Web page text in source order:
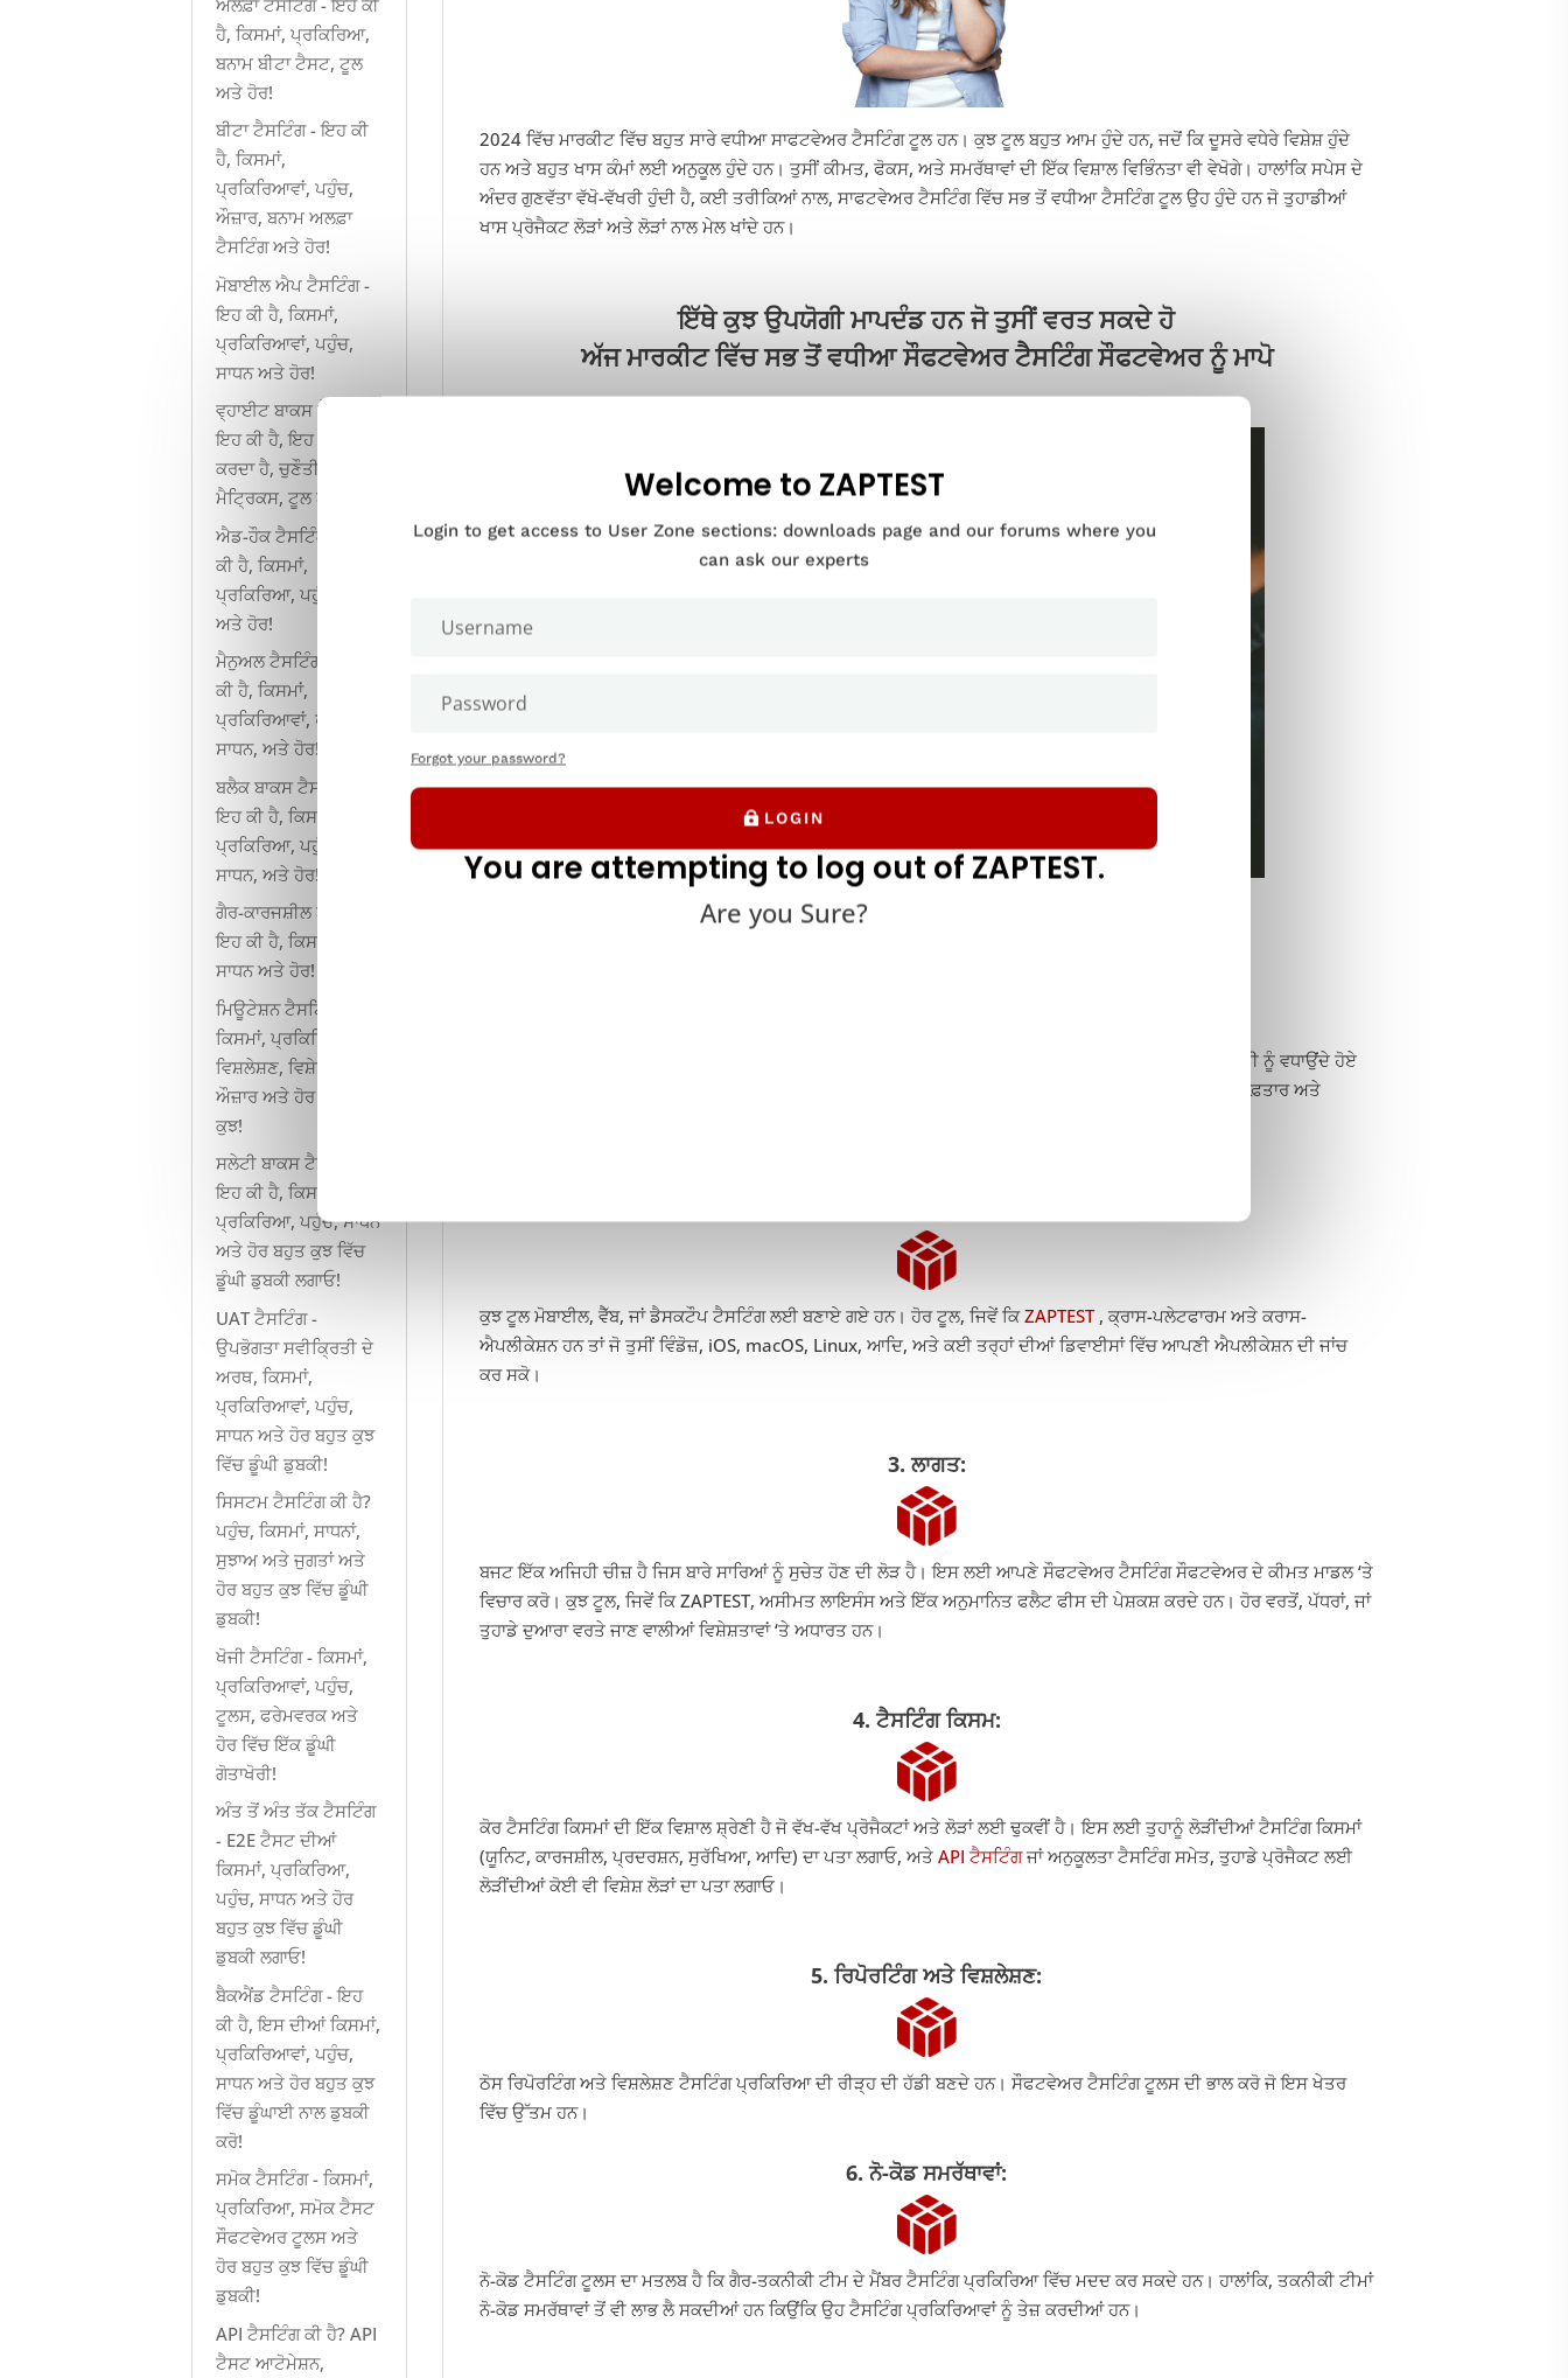
2024 ਵਿੱਚ ਮਾਰਕੀਟ ਵਿੱਚ ਬਹੁਤ ਸਾਰੇ ਵਧੀਆ ਸਾਫਟਵੇਅਰ ਟੈਸਟਿੰਗ ਟੂਲ ਹਨ। ਕੁਝ ਟੂਲ ਬਹੁਤ ਆਮ ਹੁੰਦੇ ਹਨ, ਜਦੋਂ ਕਿ ਦੂਸਰੇ ਵਧੇਰੇ ਵਿਸ਼ੇਸ਼ ਹੁੰਦੇ
ਹਨ ਅਤੇ ਬਹੁਤ ਖਾਸ ਕੰਮਾਂ ਲਈ ਅਨੁਕੂਲ ਹੁੰਦੇ ਹਨ। ਤੁਸੀਂ ਕੀਮਤ, ਫੋਕਸ, ਅਤੇ ਸਮਰੱਥਾਵਾਂ ਦੀ ਇੱਕ ਵਿਸ਼ਾਲ ਵਿਭਿੰਨਤਾ ਵੀ ਵੇਖੋਗੇ। ਹਾਲਾਂਕਿ ਸਪੇਸ ਦੇ
ਅੰਦਰ ਗੁਣਵੱਤਾ ਵੱਖੋ-ਵੱਖਰੀ ਹੁੰਦੀ ਹੈ, ਕਈ ਤਰੀਕਿਆਂ ਨਾਲ, ਸਾਫਟਵੇਅਰ ਟੈਸਟਿੰਗ ਵਿੱਚ ਸਭ ਤੋਂ ਵਧੀਆ ਟੈਸਟਿੰਗ ਟੂਲ ਉਹ ਹੁੰਦੇ ਹਨ ਜੋ ਤੁਹਾਡੀਆਂ
ਖਾਸ ਪ੍ਰੋਜੈਕਟ ਲੋੜਾਂ ਅਤੇ ਲੋੜਾਂ ਨਾਲ ਮੇਲ ਖਾਂਦੇ ਹਨ।
ਇੱਥੇ ਕੁਝ ਉਪਯੋਗੀ ਮਾਪਦੰਡ ਹਨ ਜੋ ਤੁਸੀਂ ਵਰਤ ਸਕਦੇ ਹੋ
ਅੱਜ ਮਾਰਕੀਟ ਵਿੱਚ ਸਭ ਤੋਂ ਵਧੀਆ ਸੌਫਟਵੇਅਰ ਟੈਸਟਿੰਗ ਸੌਫਟਵੇਅਰ ਨੂੰ ਮਾਪੋ
ਟੈਸਟ ਆਟੋਮੇਸ਼ਨ ਟੂਲ ਤੁਹਾਡਾ ਸਮਾਂ, ਪੈਸਾ ਬਚਾਉਂਦੇ ਹਨ ਅਤੇ ਟੈਸਟ ਕਵਰੇਜ ਨੂੰ ਹੁਲਾਰਾ ਦਿੰਦੇ ਹਨ। ਉਹ ਤੁਹਾਨੂੰ ਨੌਕਰੀ ਦੀ ਸੰਤੁਸ਼ਟੀ ਨੂੰ ਵਧਾਉਂਦੇ ਹੋਏ
ਤੁਹਾਡੇ ਮੌਜੂਦਾ ਟੈਸਟਰਾਂ ਤੋਂ ਵੱਧ ਤੋਂ ਵੱਧ ਪ੍ਰਾਪਤ ਕਰਨ ਦੀ ਆਗਿਆ ਦਿੰਦੇ ਹਨ। ਇਹ ਅਸਲ ਵਿੱਚ ਸਾਫਟਵੇਅਰ ਟੈਸਟਿੰਗ ਦੇ ਤੇਜ਼-ਰਫ਼ਤਾਰ ਅਤੇ
ਕੁਝ ਟੂਲ ਮੋਬਾਈਲ, ਵੈੱਬ, ਜਾਂ ਡੈਸਕਟੌਪ ਟੈਸਟਿੰਗ ਲਈ ਬਣਾਏ ਗਏ ਹਨ। ਹੋਰ ਟੂਲ, ਜਿਵੇਂ ਕਿZAPTEST, ਕ੍ਰਾਸ-ਪਲੇਟਫਾਰਮ ਅਤੇ ਕਰਾਸ-
ਐਪਲੀਕੇਸ਼ਨ ਹਨ ਤਾਂ ਜੋ ਤੁਸੀਂ ਵਿੰਡੋਜ਼, iOS, macOS, Linux, ਆਦਿ, ਅਤੇ ਕਈ ਤਰ੍ਹਾਂ ਦੀਆਂ ਡਿਵਾਈਸਾਂ ਵਿੱਚ ਆਪਣੀ ਐਪਲੀਕੇਸ਼ਨ ਦੀ ਜਾਂਚ
ਕਰ ਸਕੋ।
3. ਲਾਗਤ:
ਬਜਟ ਇੱਕ ਅਜਿਹੀ ਚੀਜ਼ ਹੈ ਜਿਸ ਬਾਰੇ ਸਾਰਿਆਂ ਨੂੰ ਸੁਚੇਤ ਹੋਣ ਦੀ ਲੋੜ ਹੈ। ਇਸ ਲਈ ਆਪਣੇ ਸੌਫਟਵੇਅਰ ਟੈਸਟਿੰਗ ਸੌਫਟਵੇਅਰ ਦੇ ਕੀਮਤ ਮਾਡਲ ‘ਤੇ
ਵਿਚਾਰ ਕਰੋ। ਕੁਝ ਟੂਲ, ਜਿਵੇਂ ਕਿ ZAPTEST, ਅਸੀਮਤ ਲਾਇਸੰਸ ਅਤੇ ਇੱਕ ਅਨੁਮਾਨਿਤ ਫਲੈਟ ਫੀਸ ਦੀ ਪੇਸ਼ਕਸ਼ ਕਰਦੇ ਹਨ। ਹੋਰ ਵਰਤੋਂ, ਪੱਧਰਾਂ, ਜਾਂ
ਤੁਹਾਡੇ ਦੁਆਰਾ ਵਰਤੇ ਜਾਣ ਵਾਲੀਆਂ ਵਿਸ਼ੇਸ਼ਤਾਵਾਂ ‘ਤੇ ਅਧਾਰਤ ਹਨ।
4. ਟੈਸਟਿੰਗ ਕਿਸਮ:
ਕੋਰ ਟੈਸਟਿੰਗ ਕਿਸਮਾਂ ਦੀ ਇੱਕ ਵਿਸ਼ਾਲ ਸ਼੍ਰੇਣੀ ਹੈ ਜੋ ਵੱਖ-ਵੱਖ ਪ੍ਰੋਜੈਕਟਾਂ ਅਤੇ ਲੋੜਾਂ ਲਈ ਢੁਕਵੀਂ ਹੈ। ਇਸ ਲਈ ਤੁਹਾਨੂੰ ਲੋੜੀਂਦੀਆਂ ਟੈਸਟਿੰਗ ਕਿਸਮਾਂ
(ਯੂਨਿਟ, ਕਾਰਜਸ਼ੀਲ, ਪ੍ਰਦਰਸ਼ਨ, ਸੁਰੱਖਿਆ, ਆਦਿ) ਦਾ ਪਤਾ ਲਗਾਓ, ਅਤੇAPI ਟੈਸਟਿੰਗਜਾਂ ਅਨੁਕੂਲਤਾ ਟੈਸਟਿੰਗ ਸਮੇਤ, ਤੁਹਾਡੇ ਪ੍ਰੋਜੈਕਟ ਲਈ
ਲੋੜੀਂਦੀਆਂ ਕੋਈ ਵੀ ਵਿਸ਼ੇਸ਼ ਲੋੜਾਂ ਦਾ ਪਤਾ ਲਗਾਓ।
5. ਰਿਪੋਰਟਿੰਗ ਅਤੇ ਵਿਸ਼ਲੇਸ਼ਣ:
ਠੋਸ ਰਿਪੋਰਟਿੰਗ ਅਤੇ ਵਿਸ਼ਲੇਸ਼ਣ ਟੈਸਟਿੰਗ ਪ੍ਰਕਿਰਿਆ ਦੀ ਰੀੜ੍ਹ ਦੀ ਹੱਡੀ ਬਣਦੇ ਹਨ। ਸੌਫਟਵੇਅਰ ਟੈਸਟਿੰਗ ਟੂਲਸ ਦੀ ਭਾਲ ਕਰੋ ਜੋ ਇਸ ਖੇਤਰ
ਵਿੱਚ ਉੱਤਮ ਹਨ।
6. ਨੋ-ਕੋਡ ਸਮਰੱਥਾਵਾਂ:
ਨੋ-ਕੋਡ ਟੈਸਟਿੰਗ ਟੂਲਸ ਦਾ ਮਤਲਬ ਹੈ ਕਿ ਗੈਰ-ਤਕਨੀਕੀ ਟੀਮ ਦੇ ਮੈਂਬਰ ਟੈਸਟਿੰਗ ਪ੍ਰਕਿਰਿਆ ਵਿੱਚ ਮਦਦ ਕਰ ਸਕਦੇ ਹਨ। ਹਾਲਾਂਕਿ, ਤਕਨੀਕੀ ਟੀਮਾਂ
ਨੋ-ਕੋਡ ਸਮਰੱਥਾਵਾਂ ਤੋਂ ਵੀ ਲਾਭ ਲੈ ਸਕਦੀਆਂ ਹਨ ਕਿਉਂਕਿ ਉਹ ਟੈਸਟਿੰਗ ਪ੍ਰਕਿਰਿਆਵਾਂ ਨੂੰ ਤੇਜ਼ ਕਰਦੀਆਂ ਹਨ।
ਹੈ, ਕਿਸਮਾਂ, ਪ੍ਰਕਿਰਿਆ,
ਬਨਾਮ ਬੀਟਾ ਟੈਸਟ, ਟੂਲ
ਅਤੇ ਹੋਰ!
ਬੀਟਾ ਟੈਸਟਿੰਗ - ਇਹ ਕੀ
ਹੈ, ਕਿਸਮਾਂ,
ਪ੍ਰਕਿਰਿਆਵਾਂ, ਪਹੁੰਚ,
ਔਜ਼ਾਰ, ਬਨਾਮ ਅਲਫ਼ਾ
ਟੈਸਟਿੰਗ ਅਤੇ ਹੋਰ!
ਮੋਬਾਈਲ ਐਪ ਟੈਸਟਿੰਗ -
ਇਹ ਕੀ ਹੈ, ਕਿਸਮਾਂ,
ਪ੍ਰਕਿਰਿਆਵਾਂ, ਪਹੁੰਚ,
ਸਾਧਨ ਅਤੇ ਹੋਰ!
ਵ੍ਹਾਈਟ ਬਾਕਸ ਟੈਸਟਿੰਗ:
ਇਹ ਕੀ ਹੈ, ਇਹ ਕਿਵੇਂ ਕੰਮ
ਕਰਦਾ ਹੈ, ਚੁਣੌਤੀਆਂ,
ਮੈਟ੍ਰਿਕਸ, ਟੂਲ ਅਤੇ ਹੋਰ!
ਐਡ-ਹੌਕ ਟੈਸਟਿੰਗ - ਇਹ
ਕੀ ਹੈ, ਕਿਸਮਾਂ,
ਪ੍ਰਕਿਰਿਆ, ਪਹੁੰਚ, ਸਾਧਨ
ਅਤੇ ਹੋਰ!
ਮੈਨੁਅਲ ਟੈਸਟਿੰਗ - ਇਹ
ਕੀ ਹੈ, ਕਿਸਮਾਂ,
ਪ੍ਰਕਿਰਿਆਵਾਂ, ਪਹੁੰਚ,
ਸਾਧਨ, ਅਤੇ ਹੋਰ!
ਬਲੈਕ ਬਾਕਸ ਟੈਸਟਿੰਗ -
ਇਹ ਕੀ ਹੈ, ਕਿਸਮਾਂ,
ਪ੍ਰਕਿਰਿਆ, ਪਹੁੰਚ,
ਸਾਧਨ, ਅਤੇ ਹੋਰ!
ਗੈਰ-ਕਾਰਜਸ਼ੀਲ ਟੈਸਟਿੰਗ:
ਇਹ ਕੀ ਹੈ, ਕਿਸਮਾਂ, ਪਹੁੰਚ,
ਸਾਧਨ ਅਤੇ ਹੋਰ!
ਮਿਊਟੇਸ਼ਨ ਟੈਸਟਿੰਗ -
ਕਿਸਮਾਂ, ਪ੍ਰਕਿਰਿਆਵਾਂ,
ਵਿਸ਼ਲੇਸ਼ਣ, ਵਿਸ਼ੇਸ਼ਤਾਵਾਂ,
ਔਜ਼ਾਰ ਅਤੇ ਹੋਰ ਬਹੁਤ
ਕੁਝ!
ਸਲੇਟੀ ਬਾਕਸ ਟੈਸਟਿੰਗ -
ਇਹ ਕੀ ਹੈ, ਕਿਸਮਾਂ,
ਪ੍ਰਕਿਰਿਆ, ਪਹੁੰਚ, ਸਾਧਨ
ਅਤੇ ਹੋਰ ਬਹੁਤ ਕੁਝ ਵਿੱਚ
ਡੂੰਘੀ ਡੁਬਕੀ ਲਗਾਓ!
UAT ਟੈਸਟਿੰਗ -
ਉਪਭੋਗਤਾ ਸਵੀਕ੍ਰਿਤੀ ਦੇ
ਅਰਥ, ਕਿਸਮਾਂ,
ਪ੍ਰਕਿਰਿਆਵਾਂ, ਪਹੁੰਚ,
ਸਾਧਨ ਅਤੇ ਹੋਰ ਬਹੁਤ ਕੁਝ
ਵਿੱਚ ਡੂੰਘੀ ਡੁਬਕੀ!
ਸਿਸਟਮ ਟੈਸਟਿੰਗ ਕੀ ਹੈ?
ਪਹੁੰਚ, ਕਿਸਮਾਂ, ਸਾਧਨਾਂ,
ਸੁਝਾਅ ਅਤੇ ਜੁਗਤਾਂ ਅਤੇ
ਹੋਰ ਬਹੁਤ ਕੁਝ ਵਿੱਚ ਡੂੰਘੀ
ਡੁਬਕੀ!
ਖੋਜੀ ਟੈਸਟਿੰਗ - ਕਿਸਮਾਂ,
ਪ੍ਰਕਿਰਿਆਵਾਂ, ਪਹੁੰਚ,
ਟੂਲਸ, ਫਰੇਮਵਰਕ ਅਤੇ
ਹੋਰ ਵਿੱਚ ਇੱਕ ਡੂੰਘੀ
ਗੋਤਾਖੋਰੀ!
ਅੰਤ ਤੋਂ ਅੰਤ ਤੱਕ ਟੈਸਟਿੰਗ
- E2E ਟੈਸਟ ਦੀਆਂ
ਕਿਸਮਾਂ, ਪ੍ਰਕਿਰਿਆ,
ਪਹੁੰਚ, ਸਾਧਨ ਅਤੇ ਹੋਰ
ਬਹੁਤ ਕੁਝ ਵਿੱਚ ਡੂੰਘੀ
ਡੁਬਕੀ ਲਗਾਓ!
ਬੈਕਐਂਡ ਟੈਸਟਿੰਗ - ਇਹ
ਕੀ ਹੈ, ਇਸ ਦੀਆਂ ਕਿਸਮਾਂ,
ਪ੍ਰਕਿਰਿਆਵਾਂ, ਪਹੁੰਚ,
ਸਾਧਨ ਅਤੇ ਹੋਰ ਬਹੁਤ ਕੁਝ
ਵਿੱਚ ਡੂੰਘਾਈ ਨਾਲ ਡੁਬਕੀ
ਕਰੋ!
ਸਮੋਕ ਟੈਸਟਿੰਗ - ਕਿਸਮਾਂ,
ਪ੍ਰਕਿਰਿਆ, ਸਮੋਕ ਟੈਸਟ
ਸੌਫਟਵੇਅਰ ਟੂਲਸ ਅਤੇ
ਹੋਰ ਬਹੁਤ ਕੁਝ ਵਿੱਚ ਡੂੰਘੀ
ਡੁਬਕੀ!
API ਟੈਸਟਿੰਗ ਕੀ ਹੈ? API
ਟੈਸਟ ਆਟੋਮੇਸ਼ਨ,
Welcome to ZAPTEST
Login to get access to User Zone sections: downloads page and our forums where you
can ask our experts
Forgot your password?
LOGIN
You are attempting to log out of ZAPTEST.
Are you Sure?